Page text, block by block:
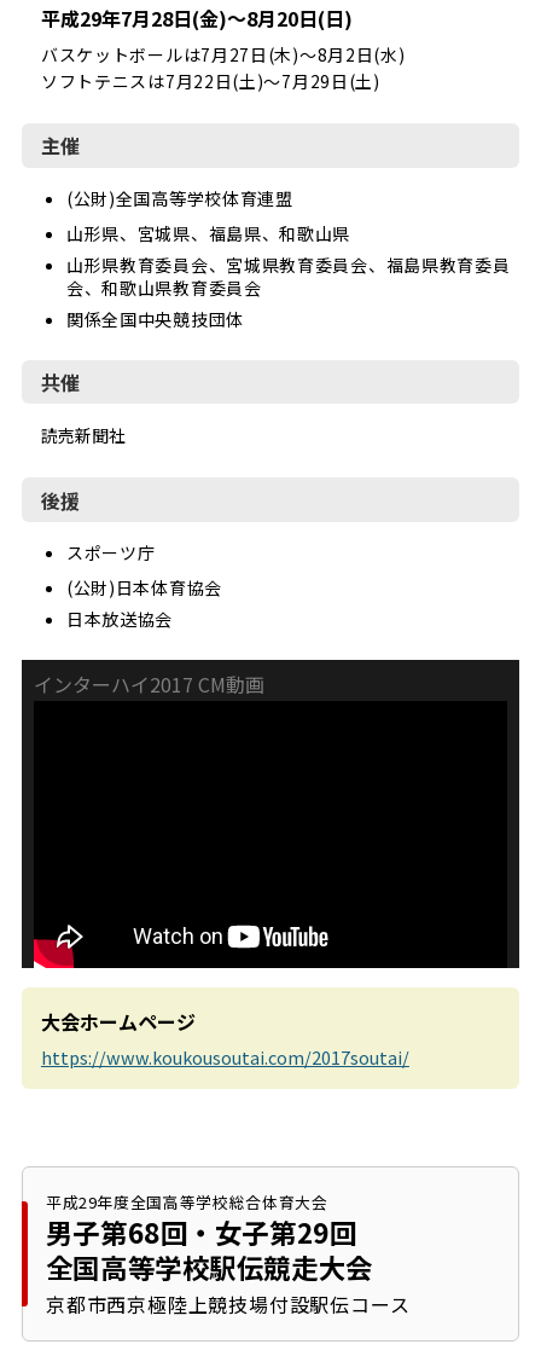
平成29年7月28日(金)～8月20日(日)
バスケットボールは7月27日(木)～8月2日(水)
ソフトテニスは7月22日(土)～7月29日(土)
主催
(公財)全国高等学校体育連盟
山形県、宮城県、福島県、和歌山県
山形県教育委員会、宮城県教育委員会、福島県教育委員
会、和歌山県教育委員会
関係全国中央競技団体
共催
読売新聞社
後援
スポーツ庁
(公財)日本体育協会
日本放送協会
インターハイ2017 CM動画
大会ホームページ
https://www.koukousoutai.com/2017soutai/
平成29年度全国高等学校総合体育大会
男子第68回・女子第29回
全国高等学校駅伝競走大会
京都市西京極陸上競技場付設駅伝コース